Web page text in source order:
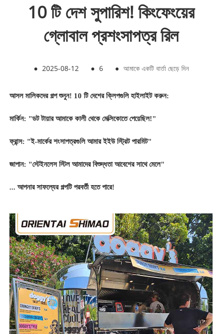
10 টি দেশ সুপারিশ! কিংফেংয়ের
গ্লোবাল প্রশংসাপত্র রিল
● 2025-08-12 ● 6 ● আমাকে একটি বার্তা ছেড়ে দিন
আসল মালিকদের গল্প শুনুন! 10 টি দেশের ক্লিপগুলি হাইলাইট করুন:
মার্কিন: "ডট টায়ার আমাকে কালী থেকে মেক্সিকোতে পেয়েছিল!"
ফ্রান্স: "ই-মার্কের শংসাপত্রগুলি আমার ইইউ স্ট্রিট পারমিট"
জাপান: "স্টেইনলেস স্টিল আমাদের বিশুদ্ধতা আবেশের সাথে মেলে"
... আপনার সাফল্যের গল্পটি পরবর্তী হতে পারে!